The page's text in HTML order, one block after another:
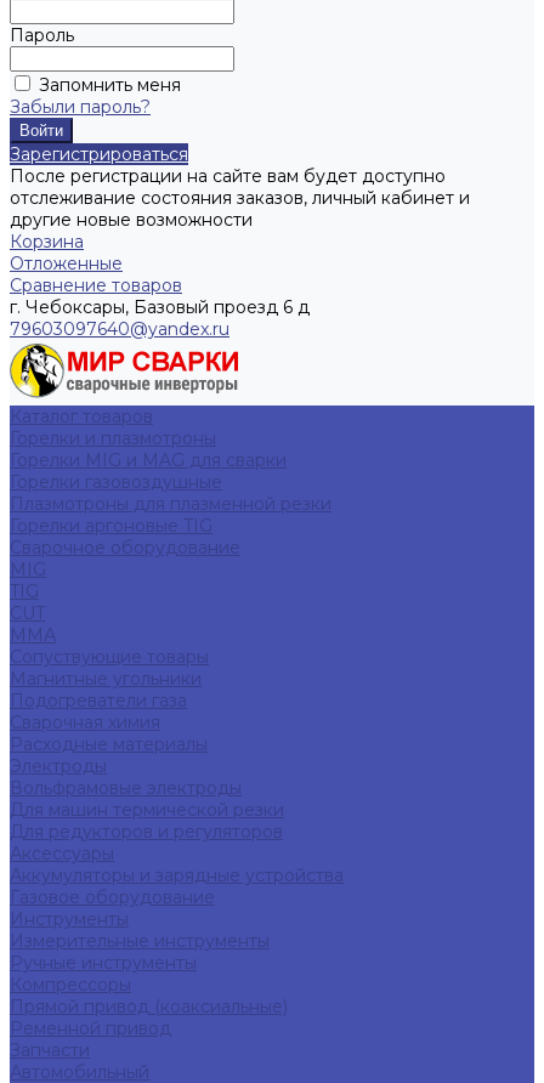
Пароль
Запомнить меня
Забыли пароль?
Зарегистрироваться
После регистрации на сайте вам будет доступно
отслеживание состояния заказов, личный кабинет и
другие новые возможности
Корзина
Отложенные
Сравнение товаров
г. Чебоксары, Базовый проезд 6 д
79603097640@yandex.ru
Каталог товаров
Горелки и плазмотроны
Горелки MIG и MAG для сварки
Горелки газовоздушные
Плазмотроны для плазменной резки
Горелки аргоновые TIG
Сварочное оборудование
MIG
TIG
CUT
ММА
Сопуствующие товары
Магнитные угольники
Подогреватели газа
Сварочная химия
Расходные материалы
Электроды
Вольфрамовые электроды
Для машин термической резки
Для редукторов и регуляторов
Аксессуары
Аккумуляторы и зарядные устройства
Газовое оборудование
Инструменты
Измерительные инструменты
Ручные инструменты
Компрессоры
Прямой привод (коаксиальные)
Ременной привод
Запчасти
Автомобильный